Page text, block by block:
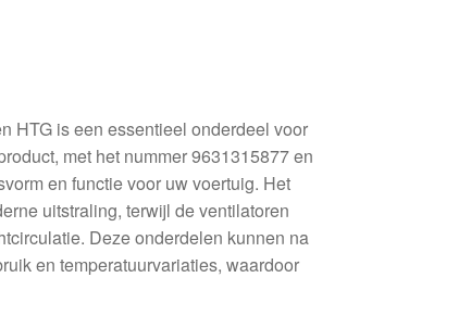
HTG is een essentieel onderdeel voor
met het nummer 9631315877 en
en functie voor uw voertuig. Het
uitstraling, terwijl de ventilatoren
Deze onderdelen kunnen na
en temperatuurvariaties, waardoor